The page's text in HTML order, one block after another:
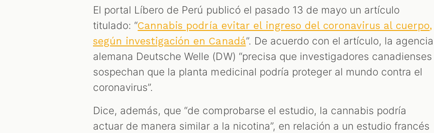
El portal Líbero de Perú publicó el pasado 13 de mayo un artículo
titulado: “Cannabis podría evitar el ingreso del coronavirus al cuerpo,
según investigación en Canadá”. De acuerdo con el artículo, la agencia
alemana Deutsche Welle (DW) “precisa que investigadores canadienses
sospechan que la planta medicinal podría proteger al mundo contra el
coronavirus”.
Dice, además, que “de comprobarse el estudio, la cannabis podría
actuar de manera similar a la nicotina”, en relación a un estudio francés